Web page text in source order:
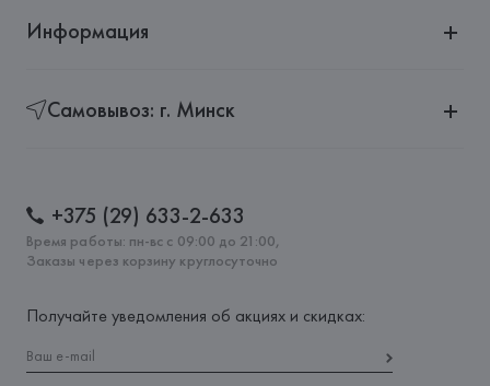
Информация
Самовывоз: г. Минск
+375 (29) 633-2-633
Время работы: пн-вс с 09:00 до 21:00,
Заказы через корзину круглосуточно
Получайте уведомления об акциях и скидках: